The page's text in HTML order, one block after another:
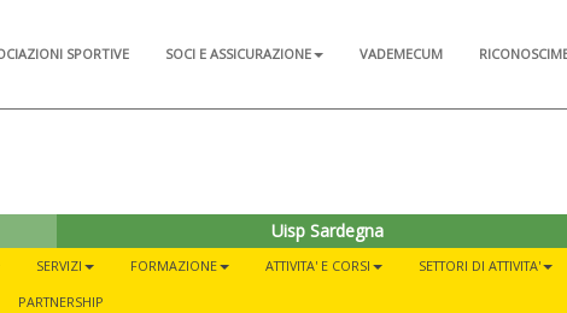
SPORTIVE SOCI E ASSICURAZIONE VADEMECUM
Uisp Sardegna
SERVIZI FORMAZIONE ATTIVITA' E CORSI SETTORI DI ATTIVITA'
PARTNERSHIP